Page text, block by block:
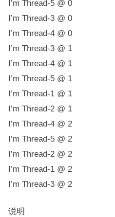
I’m Thread-5 @ 0
I’m Thread-3 @ 0
I’m Thread-4 @ 0
I’m Thread-3 @ 1
I’m Thread-4 @ 1
I’m Thread-5 @ 1
I’m Thread-1 @ 1
I’m Thread-2 @ 1
I’m Thread-4 @ 2
I’m Thread-5 @ 2
I’m Thread-2 @ 2
I’m Thread-1 @ 2
I’m Thread-3 @ 2
说明